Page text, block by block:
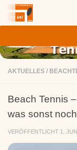
Zum Inhalt
AKTUELLES /
Beach Tennis
was sonst
VERÖFFENTLICHT 1.